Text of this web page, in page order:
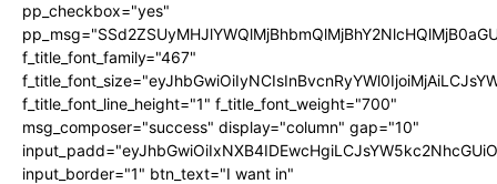
pp_checkbox="yes"
f_title_font_family="467"
f_title_font_line_height="1" f_title_font_weight="700"
msg_composer="success" display="column" gap="10"
input_border="1" btn_text="I want in"